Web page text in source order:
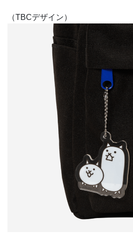
（TBCデザイン）